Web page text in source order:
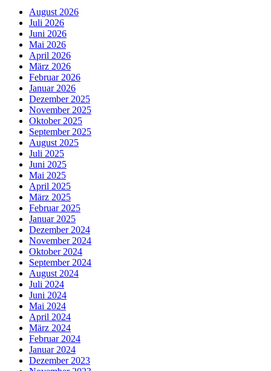
August 2026
Juli 2026
Juni 2026
Mai 2026
April 2026
März 2026
Februar 2026
Januar 2026
Dezember 2025
November 2025
Oktober 2025
September 2025
August 2025
Juli 2025
Juni 2025
Mai 2025
April 2025
März 2025
Februar 2025
Januar 2025
Dezember 2024
November 2024
Oktober 2024
September 2024
August 2024
Juli 2024
Juni 2024
Mai 2024
April 2024
März 2024
Februar 2024
Januar 2024
Dezember 2023